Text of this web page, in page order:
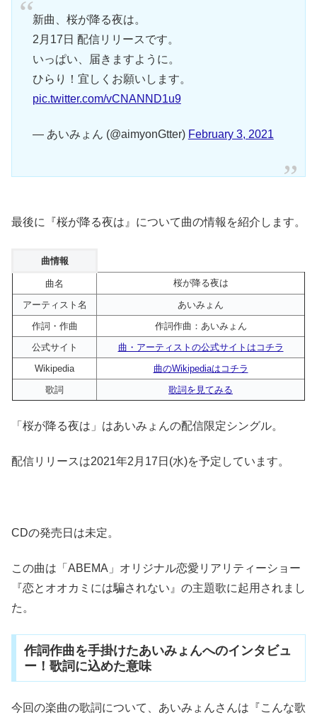
新曲、桜が降る夜は。
2月17日 配信リリースです。
いっぱい、届きますように。
ひらり！宜しくお願いします。
pic.twitter.com/vCNANND1u9
— あいみょん (@aimyonGtter) February 3, 2021
最後に『桜が降る夜は』について曲の情報を紹介します。
曲情報
曲名 桜が降る夜は
アーティスト名
あいみょん
作詞・作曲
作詞作曲：あいみょん
公式サイト
曲・アーティストの公式サイトはコチラ
Wikipedia
曲のWikipediaはコチラ
歌詞
歌詞を見てみる
「桜が降る夜は」はあいみょんの配信限定シングル。
配信リリースは2021年2月17日(水)を予定しています。
CDの発売日は未定。
この曲は「ABEMA」オリジナル恋愛リアリティーショー
『恋とオオカミには騙されない』の主題歌に起用されまし
た。
作詞作曲を手掛けたあいみょんへのインタビュ
ー！歌詞に込めた意味
今回の楽曲の歌詞について、あいみょんさんは『こんな歌